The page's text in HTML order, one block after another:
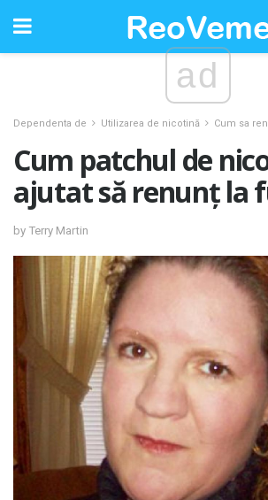
ad
Dependenta de Utilizarea de nicotină Cum sa
Cum patchul de
ajutat să renunț la
by Terry Martin